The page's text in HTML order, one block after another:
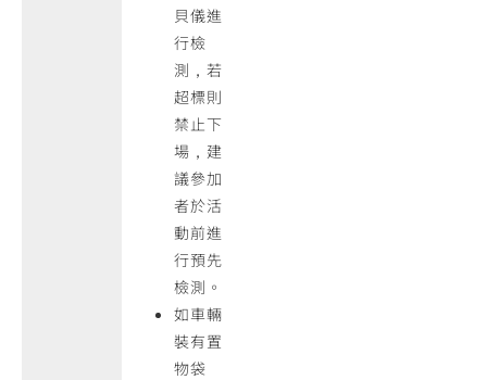
貝儀進
行檢
測，若
超標則
禁止下
場，建
議參加
者於活
動前進
行預先
檢測。
如車輛
裝有置
物袋